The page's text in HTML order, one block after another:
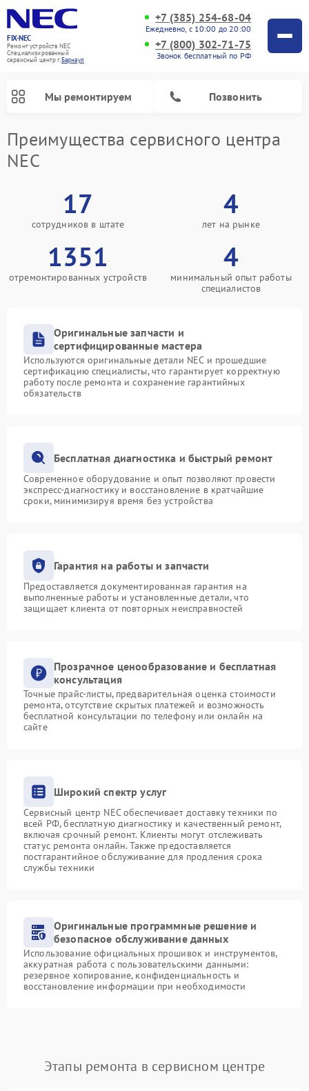
FIX-NEC
Ремонт устройств NEC
Специализированный
cервисный центр г.Барнаул
+7 (385) 254-68-04
Ежедневно, с 10:00 до 20:00
+7 (800) 302-71-75
Звонок бесплатный по РФ
Мы ремонтируем Позвонить
Преимущества сервисного центра
NEC
17
сотрудников в штате
4
лет на рынке
1351
отремонтированных устройств
4
минимальный опыт работы
специалистов
Оригинальные запчасти и
сертифицированные мастера
Используются оригинальные детали NEC и прошедшие
сертификацию специалисты, что гарантирует корректную
работу после ремонта и сохранение гарантийных
обязательств
Бесплатная диагностика и быстрый ремонт
Современное оборудование и опыт позволяют провести
экспресс-диагностику и восстановление в кратчайшие
сроки, минимизируя время без устройства
Гарантия на работы и запчасти
Предоставляется документированная гарантия на
выполненные работы и установленные детали, что
защищает клиента от повторных неисправностей
Прозрачное ценообразование и бесплатная
консультация
Точные прайс-листы, предварительная оценка стоимости
ремонта, отсутствие скрытых платежей и возможность
бесплатной консультации по телефону или онлайн на
сайте
Широкий спектр услуг
Сервисный центр NEC обеспечивает доставку техники по
всей РФ, бесплатную диагностику и качественный ремонт,
включая срочный ремонт. Клиенты могут отслеживать
статус ремонта онлайн. Также предоставляется
постгарантийное обслуживание для продления срока
службы техники
Оригинальные программные решение и
безопасное обслуживание данных
Использование официальных прошивок и инструментов,
аккуратная работа с пользовательскими данными:
резервное копирование, конфиденциальность и
восстановление информации при необходимости
Этапы ремонта в сервисном центре